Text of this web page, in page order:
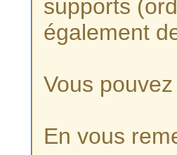
supports
également
Vous
En vous